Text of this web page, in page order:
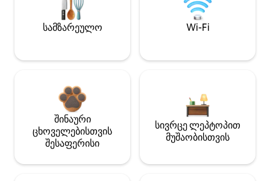
სამზარეულო Wi-Fi
შინაური
ცხოველებისთვის
შესაფერისი
სივრცე ლეპტოპით
მუშაობისთვის